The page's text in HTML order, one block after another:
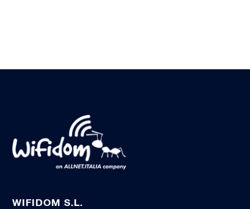
WIFIDOM S.L.